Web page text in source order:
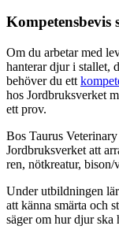
Kompetensbevis
Om du arbetar med
hanterar djur i stallet,
behöver du ett
hos Jordbruksverket
ett prov.
Bos Taurus
Jordbruksverket att
ren, nötkreatur,
Under utbildningen
att känna smärta och
säger om hur djur ska